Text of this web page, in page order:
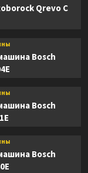
Qrevo C
Bosch
Bosch
Bosch